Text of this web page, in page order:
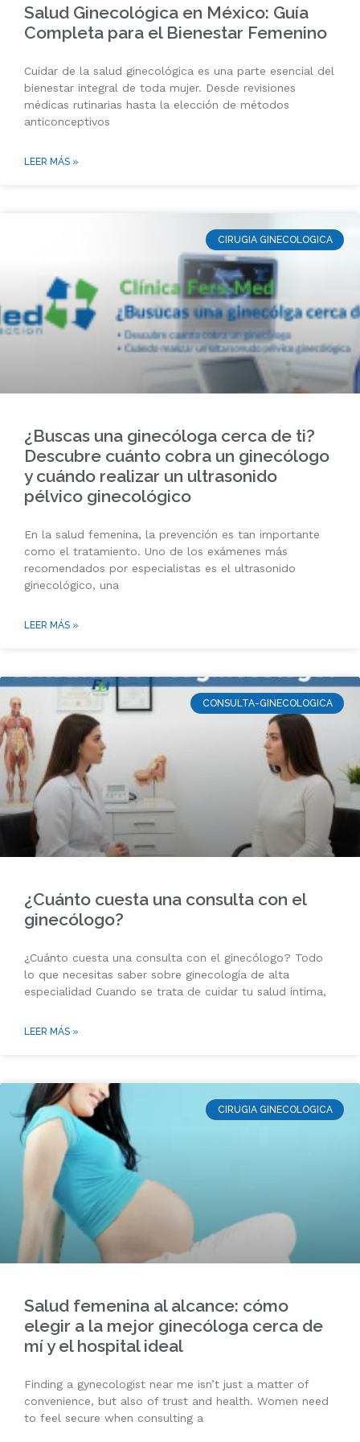
Salud Ginecológica en México: Guía
Completa para el Bienestar Femenino
Cuidar de la salud ginecológica es una parte esencial del
bienestar integral de toda mujer. Desde revisiones
médicas rutinarias hasta la elección de métodos
anticonceptivos
LEER MÁS »
CIRUGIA GINECOLOGICA
¿Buscas una ginecóloga cerca de ti?
Descubre cuánto cobra un ginecólogo
y cuándo realizar un ultrasonido
pélvico ginecológico
En la salud femenina, la prevención es tan importante
como el tratamiento. Uno de los exámenes más
recomendados por especialistas es el ultrasonido
ginecológico, una
LEER MÁS »
CONSULTA-GINECOLOGICA
¿Cuánto cuesta una consulta con el
ginecólogo?
¿Cuánto cuesta una consulta con el ginecólogo? Todo
lo que necesitas saber sobre ginecología de alta
especialidad Cuando se trata de cuidar tu salud íntima,
LEER MÁS »
CIRUGIA GINECOLOGICA
Salud femenina al alcance: cómo
elegir a la mejor ginecóloga cerca de
mí y el hospital ideal
Finding a gynecologist near me isn’t just a matter of
convenience, but also of trust and health. Women need
to feel secure when consulting a